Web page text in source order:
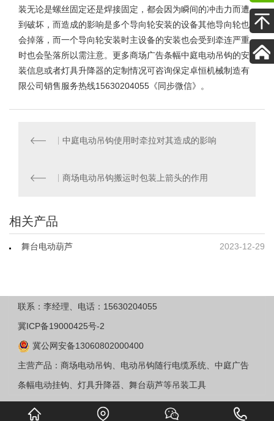
装无论是螺丝固定还是焊接固定，都会因为瞬间的冲击力而遭
到破坏，而造成的影响是多个导向轮安装的设备其他导向轮也
会掉落，而一个导向轮安装时主设备的安装也会受到牵连严重
时也会坠落所以需注意。更多商场广告条幅中庭电动吊钩的安
装信息或者灯具升降器的定制情况可咨询保定卓恒机械制造有
限公司销售服务热线15630204055《同步微信》。
中庭电动吊钩使用时牵拉对其造成的影响
商场电动吊钩搬运时包装上箭头的作用
相关产品
2023-12-29
舞台电动葫芦
联系：李经理、电话：15630204055
冀ICP备19000425号-2
冀公网安备13060802000400
主营产品：商场电动吊钩、电动吊钩随行电缆系统、中庭广告
条幅电动挂钩、灯具升降器、舞台葫芦等吊装工具